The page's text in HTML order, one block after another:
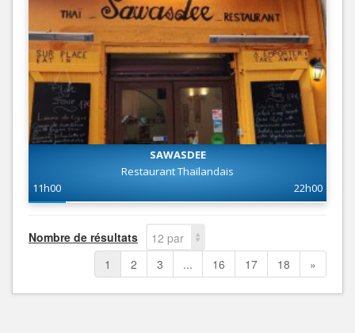
SAWASDEE
Restaurant Thaïlandais
11h00
22h00
Nombre de résultats
12 par
page
1 2 3 ... 16 17 18 »